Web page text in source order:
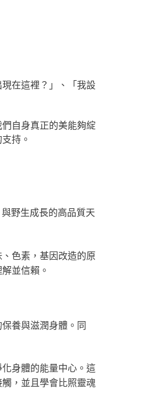
在這裡？」、「我設
自身真正的美能夠綻
持。
野生成長的高品質天
色素，基因改造的原
並信賴。
養與滋潤身體。同
身體的能量中心。這
，並且學會比照靈魂